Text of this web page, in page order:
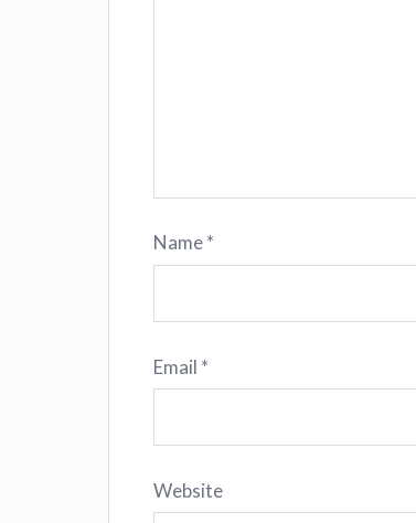
Name*
Email *
Website